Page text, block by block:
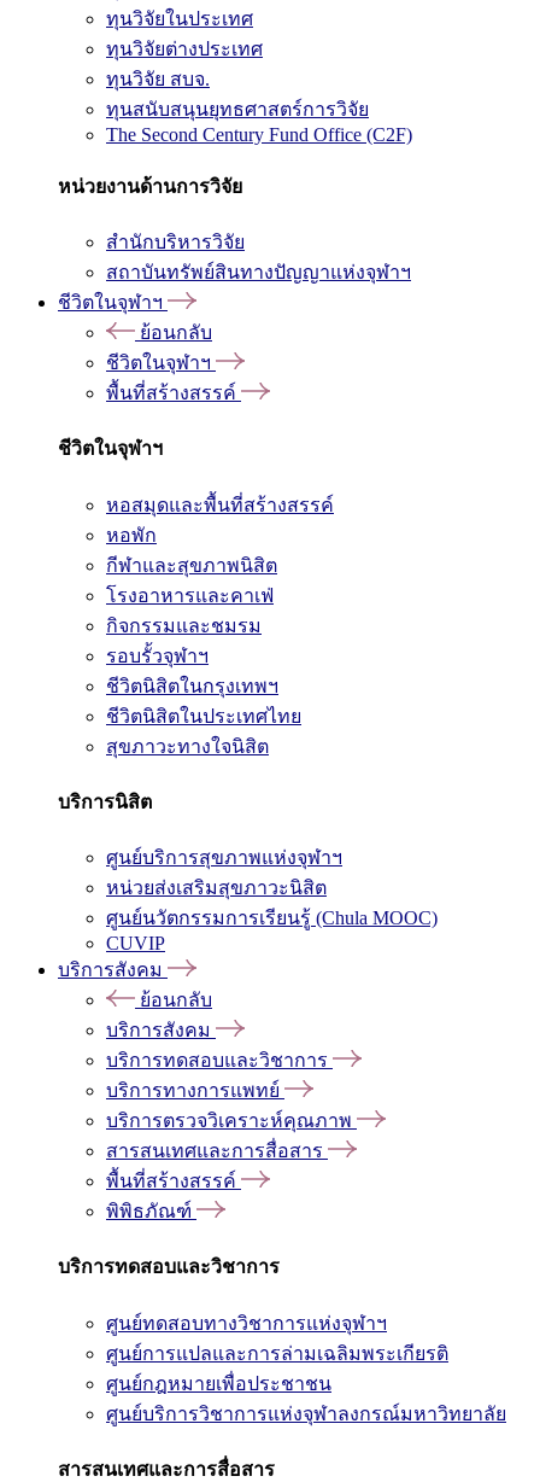
ทุนวิจัยในประเทศ
ทุนวิจัยต่างประเทศ
ทุนวิจัย สบจ.
ทุนสนับสนุนยุทธศาสตร์การวิจัย
The Second Century Fund Office (C2F)
หน่วยงานด้านการวิจัย
สำนักบริหารวิจัย
สถาบันทรัพย์สินทางปัญญาแห่งจุฬาฯ
ชีวิตในจุฬาฯ
ย้อนกลับ
ชีวิตในจุฬาฯ
พื้นที่สร้างสรรค์
ชีวิตในจุฬาฯ
หอสมุดและพื้นที่สร้างสรรค์
หอพัก
กีฬาและสุขภาพนิสิต
โรงอาหารและคาเฟ่
กิจกรรมและชมรม
รอบรั้วจุฬาฯ
ชีวิตนิสิตในกรุงเทพฯ
ชีวิตนิสิตในประเทศไทย
สุขภาวะทางใจนิสิต
บริการนิสิต
ศูนย์บริการสุขภาพแห่งจุฬาฯ
หน่วยส่งเสริมสุขภาวะนิสิต
ศูนย์นวัตกรรมการเรียนรู้ (Chula MOOC)
CUVIP
บริการสังคม
ย้อนกลับ
บริการสังคม
บริการทดสอบและวิชาการ
บริการทางการแพทย์
บริการตรวจวิเคราะห์คุณภาพ
สารสนเทศและการสื่อสาร
พื้นที่สร้างสรรค์
พิพิธภัณฑ์
บริการทดสอบและวิชาการ
ศูนย์ทดสอบทางวิชาการแห่งจุฬาฯ
ศูนย์การแปลและการล่ามเฉลิมพระเกียรติ
ศูนย์กฎหมายเพื่อประชาชน
ศูนย์บริการวิชาการแห่งจุฬาลงกรณ์มหาวิทยาลัย
สารสนเทศและการสื่อสาร